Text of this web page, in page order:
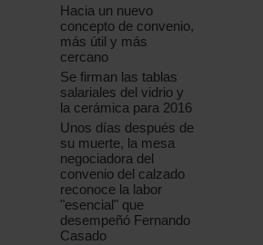
Hacia un nuevo
concepto de convenio,
más útil y más
cercano
Se firman las tablas
salariales del vidrio y
la cerámica para 2016
Unos días después de
su muerte, la mesa
negociadora del
convenio del calzado
reconoce la labor
"esencial" que
desempeñó Fernando
Casado